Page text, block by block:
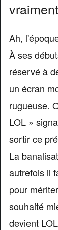
Ah,
À ses
réservé à
un écran
rugueuse.
LOL »
sortir ce
La
autrefois il
pour
souhaité
devient